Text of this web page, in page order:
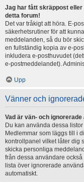
Jag har fått skräppost eller
detta forum!
Det var tråkigt att höra. E-
säkerhetsrutiner för att
meddelanden, så du bör
en fullständig kopia av e-
inkludera e-posthuvudet
e-postmeddelandet).
Upp
Vänner och
Vad är vän- och
Du kan använda dessa
Medlemmar som läggs till i
kontrollpanel vilket låter dig
skicka personliga
från dessa användare
lista över ignorerade
automatiskt.